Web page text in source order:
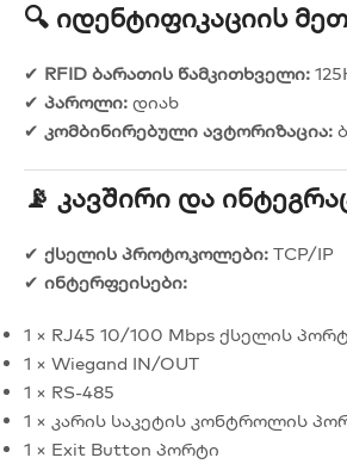
🔍 Იდენტიფიკაციის
✔ RFID ბარათის წამკითხველი:
✔ პაროლი: დიახ
✔ კომბინირებული ავტორიზაცია:
📡 Კავშირი Და
✔ ქსელის პროტოკოლები: TCP/IP
✔ ინტერფეისები:
1 × RJ45 10/100 Mbps ქსელის
1 × Wiegand IN/OUT
1 × RS-485
1 × კარის საკეტის კონტროლის
1 × Exit Button პორტი